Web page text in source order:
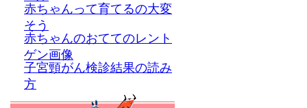
赤ちゃんって育てるの大変
そう
赤ちゃんのおててのレント
ゲン画像
子宮頸がん検診結果の読み
方